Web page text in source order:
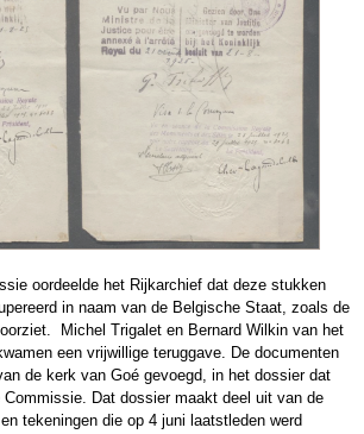
oordeelde het Rijkarchief dat deze stukken
in naam van de Belgische Staat, zoals de
Michel Trigalet en Bernard Wilkin van het
een vrijwillige teruggave. De documenten
de kerk van Goé gevoegd, in het dossier dat
Commissie. Dat dossier maakt deel uit van de
tekeningen die op 4 juni laatstleden werd